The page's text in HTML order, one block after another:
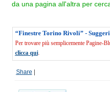
da una pagina all'altra per
“Finestre Torino Rivoli” -
Per trovare più semplicemente Pagine-
clicca qui.
Share